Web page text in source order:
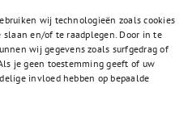
wij technologieën zoals cookies
en/of te raadplegen. Door in te
wij gegevens zoals surfgedrag of
je geen toestemming geeft of uw
invloed hebben op bepaalde